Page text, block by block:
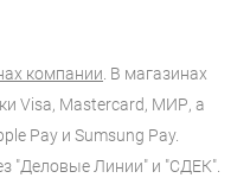
компании . В магазинах
Visa, Mastercard, МИР, а
Pay и Sumsung Pay.
"Деловые Линии" и "СДЕК".